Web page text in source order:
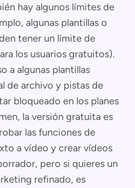
hay algunos límites de
algunas plantillas o
tener un límite de
los usuarios gratuitos).
a algunas plantillas
de archivo y pistas de
bloqueado en los planes
la versión gratuita es
las funciones de
a vídeo y crear vídeos
pero si quieres un
refinado, es